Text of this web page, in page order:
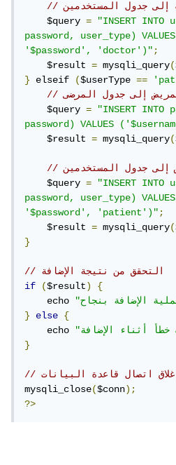
إلى جدول المستخدمين
    $query
=
"INSERT INTO
password, user_type)
'$password', 'doctor')";
    $result
= mysqli_query
}
elseif ($userType ==
إلى جدول المرضى
    $query
=
"INSERT
password) VALUES
    $result
= mysqli_query
إلى جدول المستخدمين
    $query
=
"INSERT INTO
password, user_type)
'$password', 'patient')";
    $result
= mysqli_query
}
// التحقق من نتيجة الإضافة
if
($result)
{
    echo
}
else
{
    echo
}
إغلاق اتصال قاعدة البيانات
mysqli_close($conn);
?>